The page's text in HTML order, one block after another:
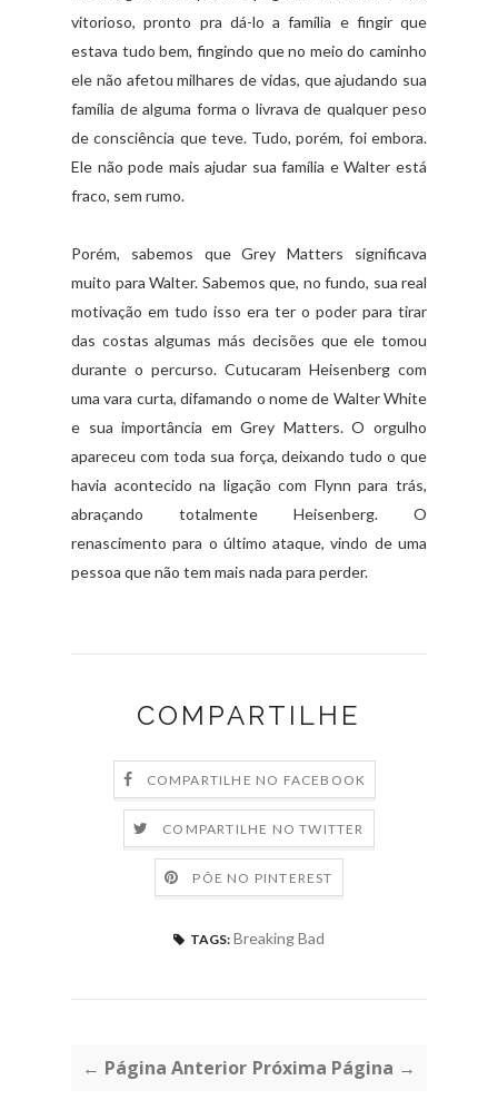
vitorioso, pronto pra dá-lo a família e fingir que
estava tudo bem, fingindo que no meio do caminho
ele não afetou milhares de vidas, que ajudando sua
família de alguma forma o livrava de qualquer peso
de consciência que teve. Tudo, porém, foi embora.
Ele não pode mais ajudar sua família e Walter está
fraco, sem rumo.
Porém, sabemos que Grey Matters significava
muito para Walter. Sabemos que, no fundo, sua real
motivação em tudo isso era ter o poder para tirar
das costas algumas más decisões que ele tomou
durante o percurso. Cutucaram Heisenberg com
uma vara curta, difamando o nome de Walter White
e sua importância em Grey Matters. O orgulho
apareceu com toda sua força, deixando tudo o que
havia acontecido na ligação com Flynn para trás,
abraçando totalmente Heisenberg. O
renascimento para o último ataque, vindo de uma
pessoa que não tem mais nada para perder.
COMPARTILHE
COMPARTILHE NO FACEBOOK
COMPARTILHE NO TWITTER
PÕE NO PINTEREST
TAGS: Breaking Bad
← Página Anterior Próxima Página →